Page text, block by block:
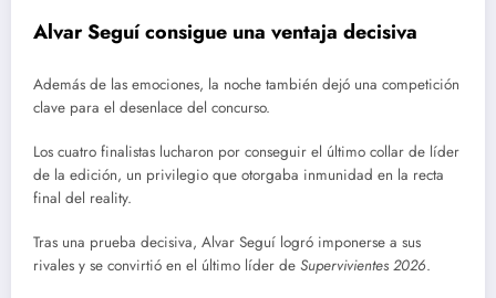
Alvar Seguí consigue una ventaja decisiva
Además de las emociones, la noche también dejó una competición
clave para el desenlace del concurso.
Los cuatro finalistas lucharon por conseguir el último collar de líder
de la edición, un privilegio que otorgaba inmunidad en la recta
final del reality.
Tras una prueba decisiva, Alvar Seguí logró imponerse a sus
rivales y se convirtió en el último líder de Supervivientes 2026.